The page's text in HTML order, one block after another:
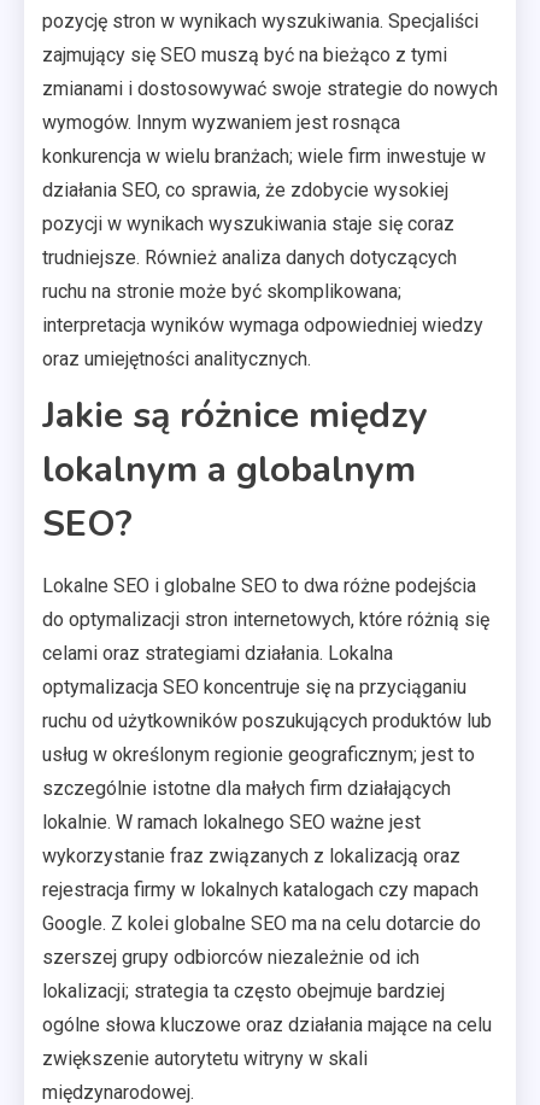
pozycję stron w wynikach wyszukiwania. Specjaliści
zajmujący się SEO muszą być na bieżąco z tymi
zmianami i dostosowywać swoje strategie do nowych
wymogów. Innym wyzwaniem jest rosnąca
konkurencja w wielu branżach; wiele firm inwestuje w
działania SEO, co sprawia, że zdobycie wysokiej
pozycji w wynikach wyszukiwania staje się coraz
trudniejsze. Również analiza danych dotyczących
ruchu na stronie może być skomplikowana;
interpretacja wyników wymaga odpowiedniej wiedzy
oraz umiejętności analitycznych.
Jakie są różnice między
lokalnym a globalnym
SEO?
Lokalne SEO i globalne SEO to dwa różne podejścia
do optymalizacji stron internetowych, które różnią się
celami oraz strategiami działania. Lokalna
optymalizacja SEO koncentruje się na przyciąganiu
ruchu od użytkowników poszukujących produktów lub
usług w określonym regionie geograficznym; jest to
szczególnie istotne dla małych firm działających
lokalnie. W ramach lokalnego SEO ważne jest
wykorzystanie fraz związanych z lokalizacją oraz
rejestracja firmy w lokalnych katalogach czy mapach
Google. Z kolei globalne SEO ma na celu dotarcie do
szerszej grupy odbiorców niezależnie od ich
lokalizacji; strategia ta często obejmuje bardziej
ogólne słowa kluczowe oraz działania mające na celu
zwiększenie autorytetu witryny w skali
międzynarodowej.